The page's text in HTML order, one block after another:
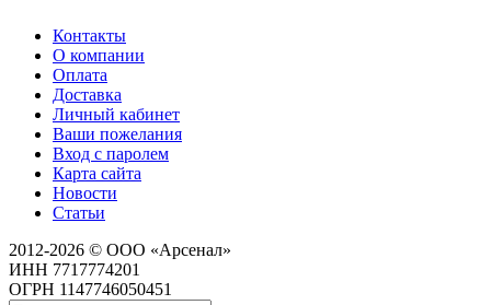
Контакты
О компании
Оплата
Доставка
Личный кабинет
Ваши пожелания
Вход с паролем
Карта сайта
Новости
Статьи
2012-2026 © ООО «Арсенал»
ИНН 7717774201
ОГРН 1147746050451